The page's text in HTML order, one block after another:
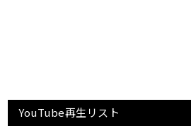
YouTube再生リスト